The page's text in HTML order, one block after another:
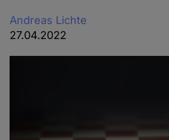
Andreas Lichte
27.04.2022